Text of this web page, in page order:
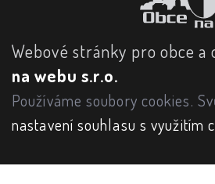
Webové stránky pro obce a
na webu s.r.o.
Používáme soubory cookies.
nastavení souhlasu s využitím